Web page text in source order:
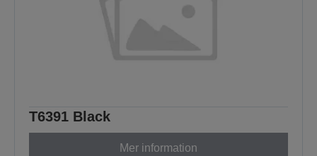
T6391 Black
Mer information